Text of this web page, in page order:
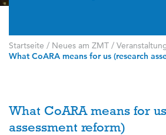
Startseite / Neues am ZMT /
What CoARA means for us (research
What CoARA means for
assessment reform)